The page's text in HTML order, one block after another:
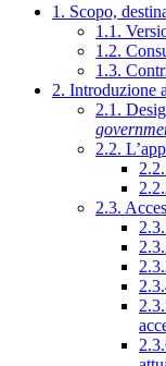
1. Scopo,
1.1.
1.2.
1.3.
2. Introduzione
2.1.
2.2.
2.3.